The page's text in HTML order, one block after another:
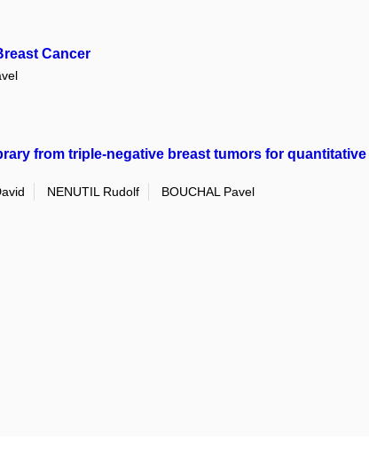
Cancer
from triple-negative breast tumors for
NENUTIL Rudolf
BOUCHAL Pavel